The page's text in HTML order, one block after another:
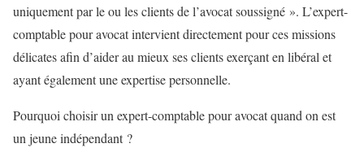
uniquement par le ou les clients de l’avocat soussigné ». L’expert-
comptable pour avocat intervient directement pour ces missions
délicates afin d’aider au mieux ses clients exerçant en libéral et
ayant également une expertise personnelle.
Pourquoi choisir un expert-comptable pour avocat quand on est
un jeune indépendant ?